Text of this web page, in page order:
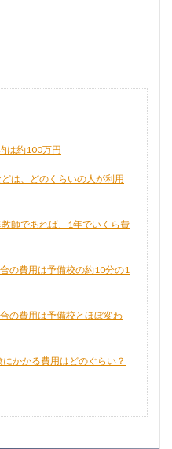
は約100万円
は、どのくらいの人が利用
師であれば、1年でいくら費
の費用は予備校の約10分の1
の費用は予備校とほぼ変わ
かかる費用はどのぐらい？